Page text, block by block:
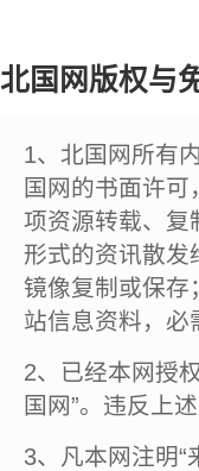
北国网版权与
1、北国网所有
国网的书面许
项资源转载、复
形式的资讯散发
镜像复制或保存
站信息资料，必
2、已经本网授
国网”。违反上
3、凡本网注明“